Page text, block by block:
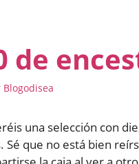
de
Blogodisea
una selección con
Sé que no está bien